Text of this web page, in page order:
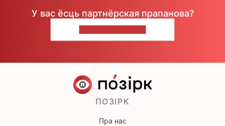
У вас ёсць партнёрская прапанова?
ПОЗІРК
Пра нас